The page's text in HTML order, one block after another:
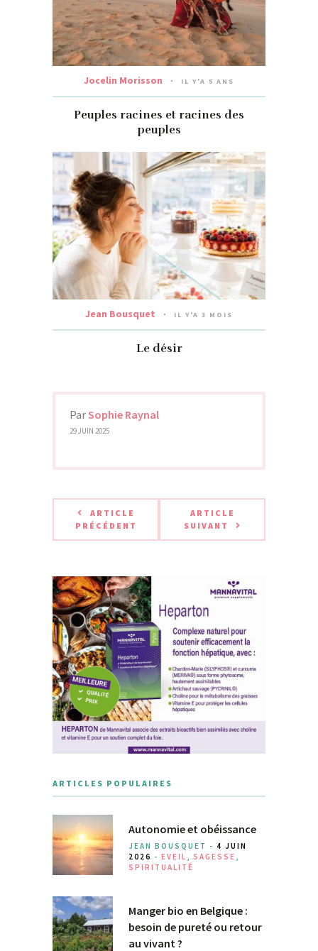
Jocelin Morisson IL Y'A 5 ANS
Peuples racines et racines des
peuples
Jean Bousquet IL Y'A 3 MOIS
Le désir
ParSophie Raynal
29 JUIN 2025
ARTICLE
PRÉCÉDENT
ARTICLE
SUIVANT
ARTICLES POPULAIRES
Autonomie et obéissance
JEAN BOUSQUET - 4 JUIN
2026 - EVEIL SAGESSE
SPIRITUALITÉ
Manger bio en Belgique :
besoin de pureté ou retour
au vivant ?